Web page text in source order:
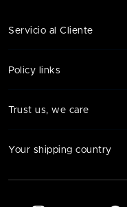
Servicio al Cliente
Policy links
Trust us, we care
Your shipping country